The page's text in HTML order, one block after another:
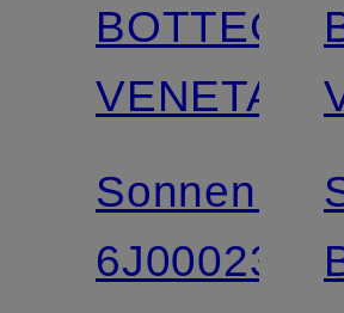
BOTTEGA
VENETA
6J000238